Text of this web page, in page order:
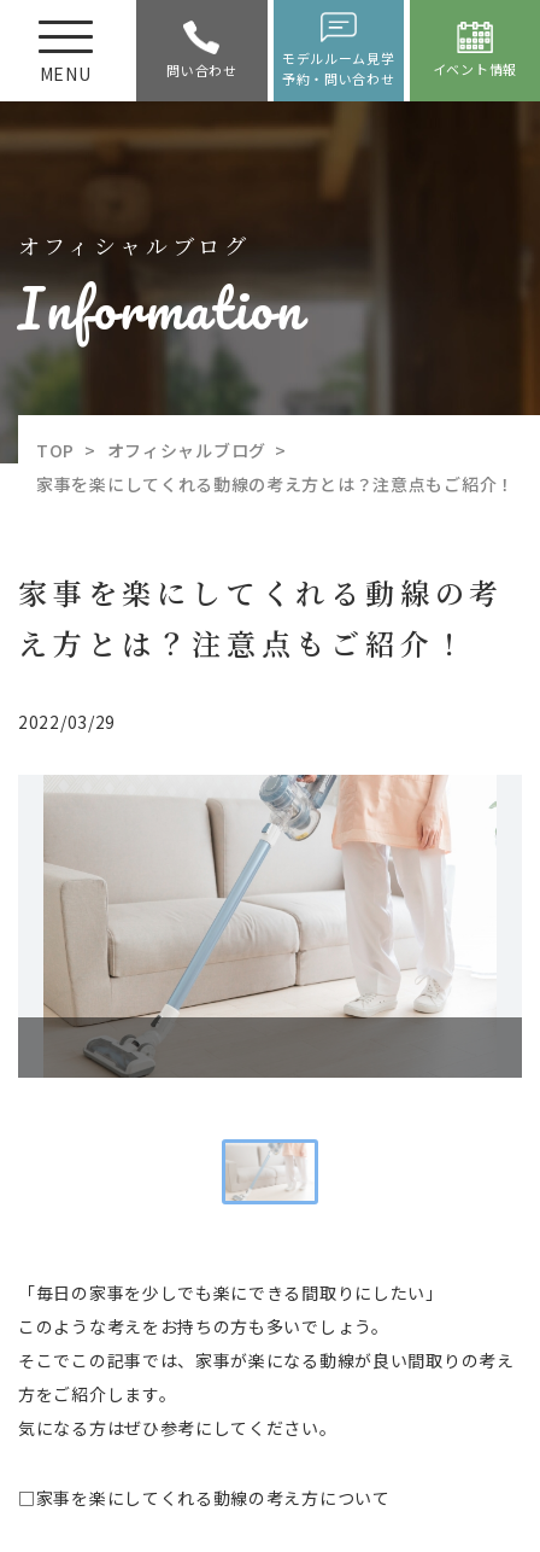
MENU 問い合わせ
モデルルーム見学
予約・問い合わせ
イベント情報
オフィシャルブログ
Information
TOP > オフィシャルブログ >
家事を楽にしてくれる動線の考え方とは？注意点もご紹介！
家事を楽にしてくれる動線の考
え方とは？注意点もご紹介！
2022/03/29
「毎日の家事を少しでも楽にできる間取りにしたい」
このような考えをお持ちの方も多いでしょう。
そこでこの記事では、家事が楽になる動線が良い間取りの考え
方をご紹介します。
気になる方はぜひ参考にしてください。
□家事を楽にしてくれる動線の考え方について